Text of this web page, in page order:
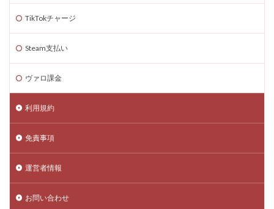
TikTokチャージ
Steam支払い
ヴァロ課金
利用規約
免責事項
運営者情報
お問い合わせ